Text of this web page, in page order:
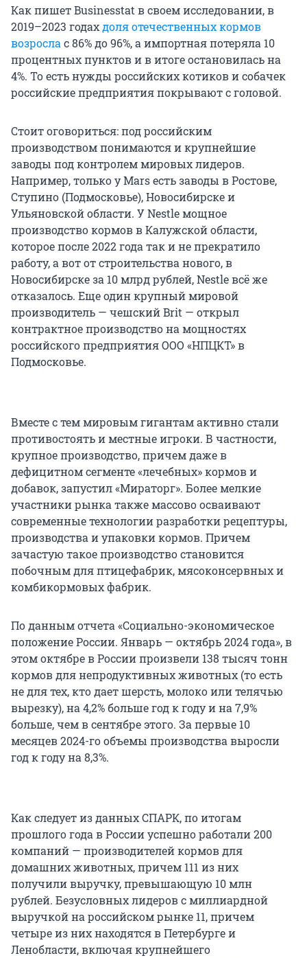
Как пишет Businesstat в своем исследовании, в
2019–2023 годахдоля отечественных кормов
возросла с 86% до 96%, а импортная потеряла 10
процентных пунктов и в итоге остановилась на
4%. То есть нужды российских котиков и собачек
российские предприятия покрывают с головой.
Стоит оговориться: под российским
производством понимаются и крупнейшие
заводы под контролем мировых лидеров.
Например, только у Mars есть заводы в Ростове,
Ступино (Подмосковье), Новосибирске и
Ульяновской области. У Nestle мощное
производство кормов в Калужской области,
которое после 2022 года так и не прекратило
работу, а вот от строительства нового, в
Новосибирске за 10 млрд рублей, Nestle всё же
отказалось. Еще один крупный мировой
производитель — чешский Brit — открыл
контрактное производство на мощностях
российского предприятия ООО «НПЦКТ» в
Подмосковье.
Вместе с тем мировым гигантам активно стали
противостоять и местные игроки. В частности,
крупное производство, причем даже в
дефицитном сегменте «лечебных» кормов и
добавок, запустил «Мираторг». Более мелкие
участники рынка также массово осваивают
современные технологии разработки рецептуры,
производства и упаковки кормов. Причем
зачастую такое производство становится
побочным для птицефабрик, мясоконсервных и
комбикормовых фабрик.
По данным отчета «Социально-экономическое
положение России. Январь — октябрь 2024 года», в
этом октябре в России произвели 138 тысяч тонн
кормов для непродуктивных животных (то есть
не для тех, кто дает шерсть, молоко или телячью
вырезку), на 4,2% больше год к году и на 7,9%
больше, чем в сентябре этого. За первые 10
месяцев 2024-го объемы производства выросли
год к году на 8,3%.
Как следует из данных СПАРК, по итогам
прошлого года в России успешно работали 200
компаний — производителей кормов для
домашних животных, причем 111 из них
получили выручку, превышающую 10 млн
рублей. Безусловных лидеров с миллиардной
выручкой на российском рынке 11, причем
четыре из них находятся в Петербурге и
Ленобласти, включая крупнейшего